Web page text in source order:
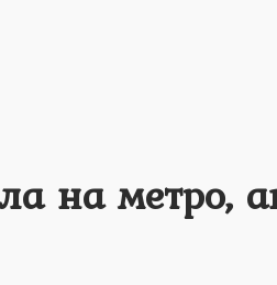
на метро,